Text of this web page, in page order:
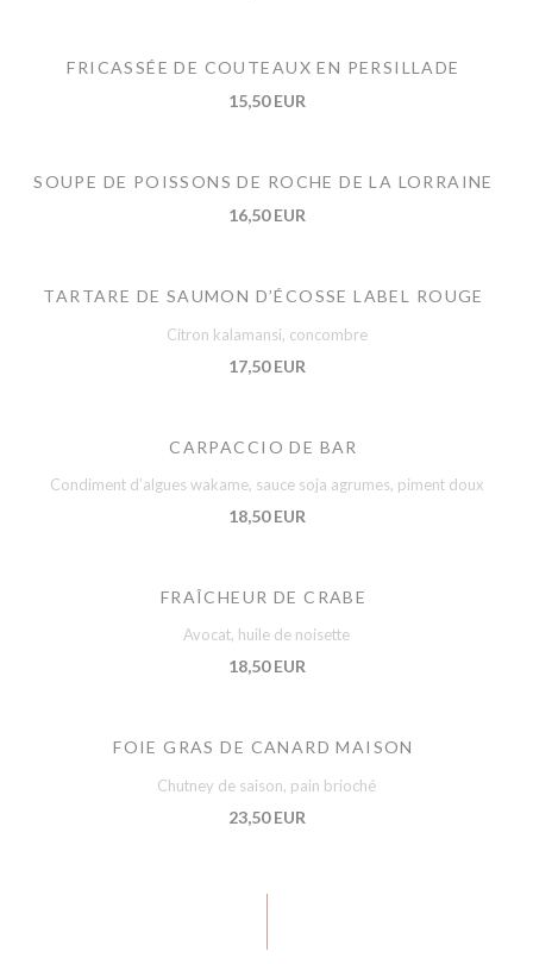
FRICASSÉE DE COUTEAUX EN PERSILLADE
15,50 EUR
SOUPE DE POISSONS DE ROCHE DE LA LORRAINE
16,50 EUR
TARTARE DE SAUMON D’ÉCOSSE LABEL ROUGE
Citron kalamansi, concombre
17,50 EUR
CARPACCIO DE BAR
Condiment d’algues wakame, sauce soja agrumes, piment doux
18,50 EUR
FRAÎCHEUR DE CRABE
Avocat, huile de noisette
18,50 EUR
FOIE GRAS DE CANARD MAISON
Chutney de saison, pain brioché
23,50 EUR